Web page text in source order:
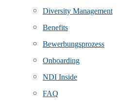
Diversity Management
Benefits
Bewerbungsprozess
Onboarding
NDI Inside
FAQ